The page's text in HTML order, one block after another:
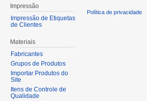
Impressão
Impressão de Etiquetas
de Clientes
Materiais
Fabricantes
Grupos de Produtos
Importar Produtos do
Site
Itens de Controle de
Qualidade
Política de privacidade